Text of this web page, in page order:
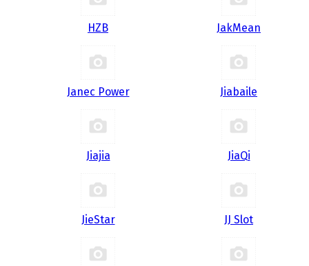
HZB JakMean
Janec Power Jiabaile
Jiajia JiaQi
JieStar JJ Slot